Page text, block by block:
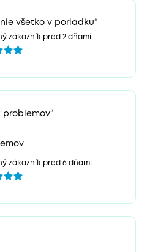
všetko v poriadku“
zákazník pred 2 dňami
problemov“
zákazník pred 6 dňami